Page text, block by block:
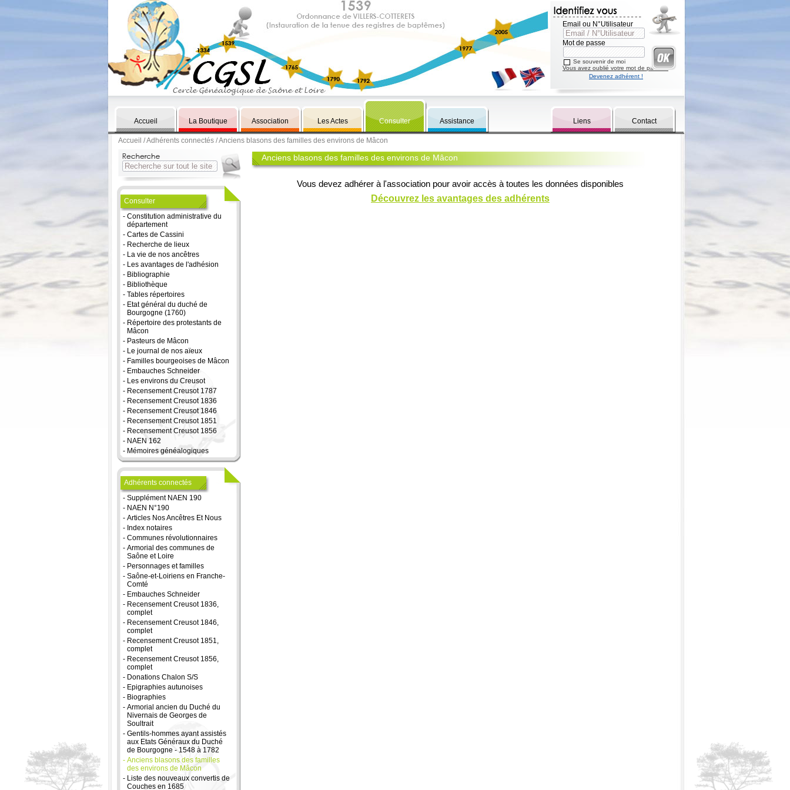
Email ou N°Utilisateur
Mot de passe
Se souvenir de moi
Vous avez oublié votre mot de passe ?
Devenez adhérent !
Accueil La Boutique Association Les Actes Consulter Assistance Liens Contact
Accueil /Adhérents connectés / Anciens blasons des familles des environs de Mâcon
Consulter
- Constitution administrative du
département
- Cartes de Cassini
- Recherche de lieux
- La vie de nos ancêtres
- Les avantages de l'adhésion
- Bibliographie
- Bibliothèque
- Tables répertoires
- Etat général du duché de
Bourgogne (1760)
- Répertoire des protestants de
Mâcon
- Pasteurs de Mâcon
- Le journal de nos aïeux
- Familles bourgeoises de Mâcon
- Embauches Schneider
- Les environs du Creusot
- Recensement Creusot 1787
- Recensement Creusot 1836
- Recensement Creusot 1846
- Recensement Creusot 1851
- Recensement Creusot 1856
- NAEN 162
- Mémoires généalogiques
Adhérents connectés
- Supplément NAEN 190
- NAEN N°190
- Articles Nos Ancêtres Et Nous
- Index notaires
- Communes révolutionnaires
- Armorial des communes de
Saône et Loire
- Personnages et familles
- Saône-et-Loiriens en Franche-
Comté
- Embauches Schneider
- Recensement Creusot 1836,
complet
- Recensement Creusot 1846,
complet
- Recensement Creusot 1851,
complet
- Recensement Creusot 1856,
complet
- Donations Chalon S/S
- Epigraphies autunoises
- Biographies
- Armorial ancien du Duché du
Nivernais de Georges de
Soultrait
- Gentils-hommes ayant assistés
aux Etats Généraux du Duché
de Bourgogne - 1548 à 1782
- Anciens blasons des familles
des environs de Mâcon
- Liste des nouveaux convertis de
Couches en 1685
Anciens blasons des familles des environs de Mâcon
Vous devez adhérer à l'association pour avoir accès à toutes les données disponibles
Découvrez les avantages des adhérents